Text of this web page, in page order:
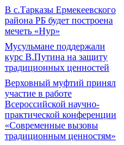
В с.Тарказы Ермекеевского
района РБ будет построена
мечеть «Нур»
Мусульмане поддержали
курс В.Путина на защиту
традиционных ценностей
Верховный муфтий принял
участие в работе
Всероссийской научно-
практической конференции
«Современные вызовы
традиционным ценностям»